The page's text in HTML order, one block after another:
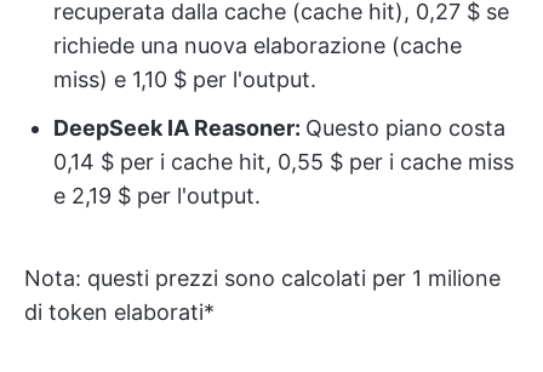
recuperata dalla cache (cache hit), 0,27 $ se
richiede una nuova elaborazione (cache
miss) e 1,10 $ per l'output.
DeepSeek IA Reasoner: Questo piano costa
0,14 $ per i cache hit, 0,55 $ per i cache miss
e 2,19 $ per l'output.
Nota: questi prezzi sono calcolati per 1 milione
di token elaborati*